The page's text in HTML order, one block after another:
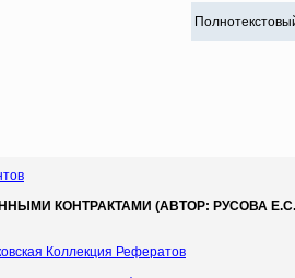
КОНТРАКТАМИ (АВТОР: РУСОВА
Коллекция Рефератов